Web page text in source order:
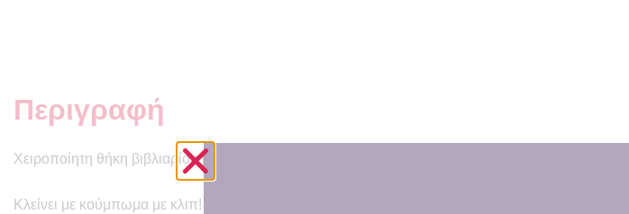
Περιγραφή
Χειροποίητη θήκη βιβλιαρίου με παράσταση ζωάκια με οχήματα!
Κλείνει με κούμπωμα με κλιπ!